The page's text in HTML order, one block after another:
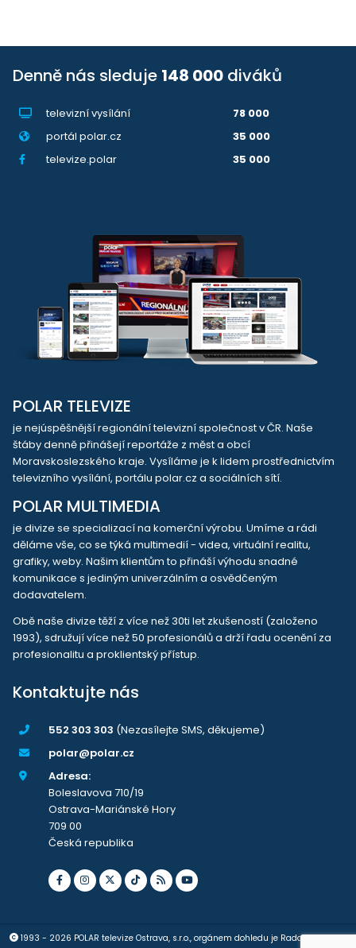
Denně nás sleduje 148 000 diváků
televizní vysílání
78 000
portál polar.cz
35 000
televize.polar
35 000
POLAR TELEVIZE
je nejúspěšnější regionální televizní společnost v ČR. Naše
štáby denně přinášejí reportáže z měst a obcí
Moravskoslezského kraje. Vysíláme je k lidem prostřednictvím
televizního vysílání, portálu polar.cz a sociálních sítí.
POLAR MULTIMEDIA
je divize se specializací na komerční výrobu. Umíme a rádi
děláme vše, co se týká multimedií - videa, virtuální realitu,
grafiky, weby. Našim klientům to přináší výhodu snadné
komunikace s jediným univerzálním a osvědčeným
dodavatelem.
Obě naše divize těží z více než 30ti let zkušeností (založeno
1993), sdružují více než 50 profesionálů a drží řadu ocenění za
profesionalitu a proklientský přístup.
Kontaktujte nás
552 303 303 (Nezasílejte SMS, děkujeme)
polar@polar.cz
Adresa:
Boleslavova 710/19
Ostrava-Mariánské Hory
709 00
Česká republika
1993 - 2026 POLAR televize Ostrava, s.r.o., orgánem dohledu je Rada pro